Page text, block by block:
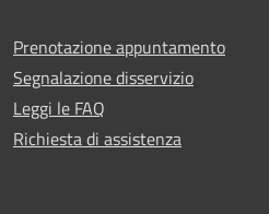
Prenotazione appuntamento
Segnalazione disservizio
Leggi le FAQ
Richiesta di assistenza